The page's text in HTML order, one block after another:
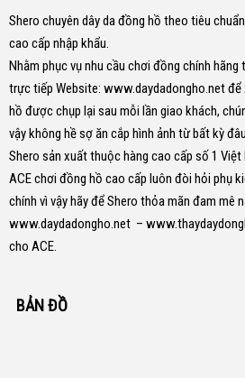
Shero chuyên dây da đồng hồ theo tiêu
cao cấp nhập khẩu.
Nhằm phục vụ nhu cầu chơi đồng chính hãng
trực tiếp Website: www.daydadongho.netđể
hồ được chụp lại sau mỗi lần giao khách,
vậy không hề sợ ăn cắp hình ảnh từ bất kỳ
Shero sản xuất thuộc hàng cao cấp số 1 Việt
ACE chơi đồng hồ cao cấp luôn đòi hỏi phụ
chính vì vậy hãy để Shero thỏa mãn đam mê
www.daydadongho.net –
cho ACE.
BẢN ĐỒ